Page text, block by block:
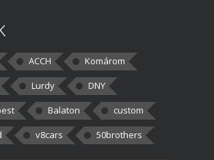
ACCH
Komárom
Lurdy
DNY
Balaton
custom
v8cars 50brothers